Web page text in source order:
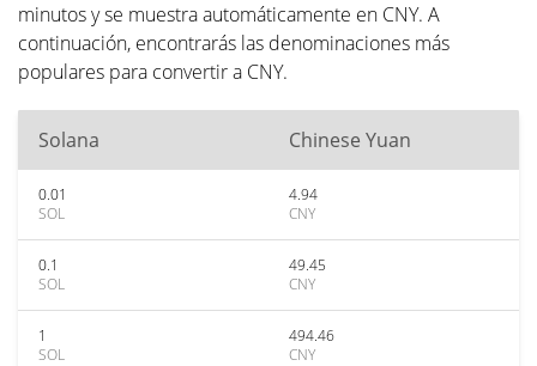
minutos y se muestra automáticamente en CNY. A
continuación, encontrarás las denominaciones más
populares para convertir a CNY.
Solana Chinese Yuan
0.01
SOL
4.94
CNY
0.1
SOL
49.45
CNY
1
SOL
494.46
CNY